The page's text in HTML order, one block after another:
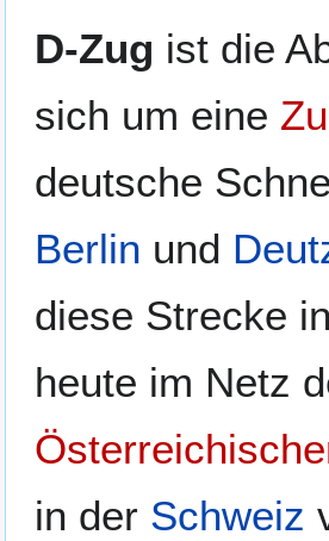
Navigation
Suche
D-Zug ist die
sich um eine
deutsche
Berlin und
diese Strecke
heute im Netz
in der Schweiz